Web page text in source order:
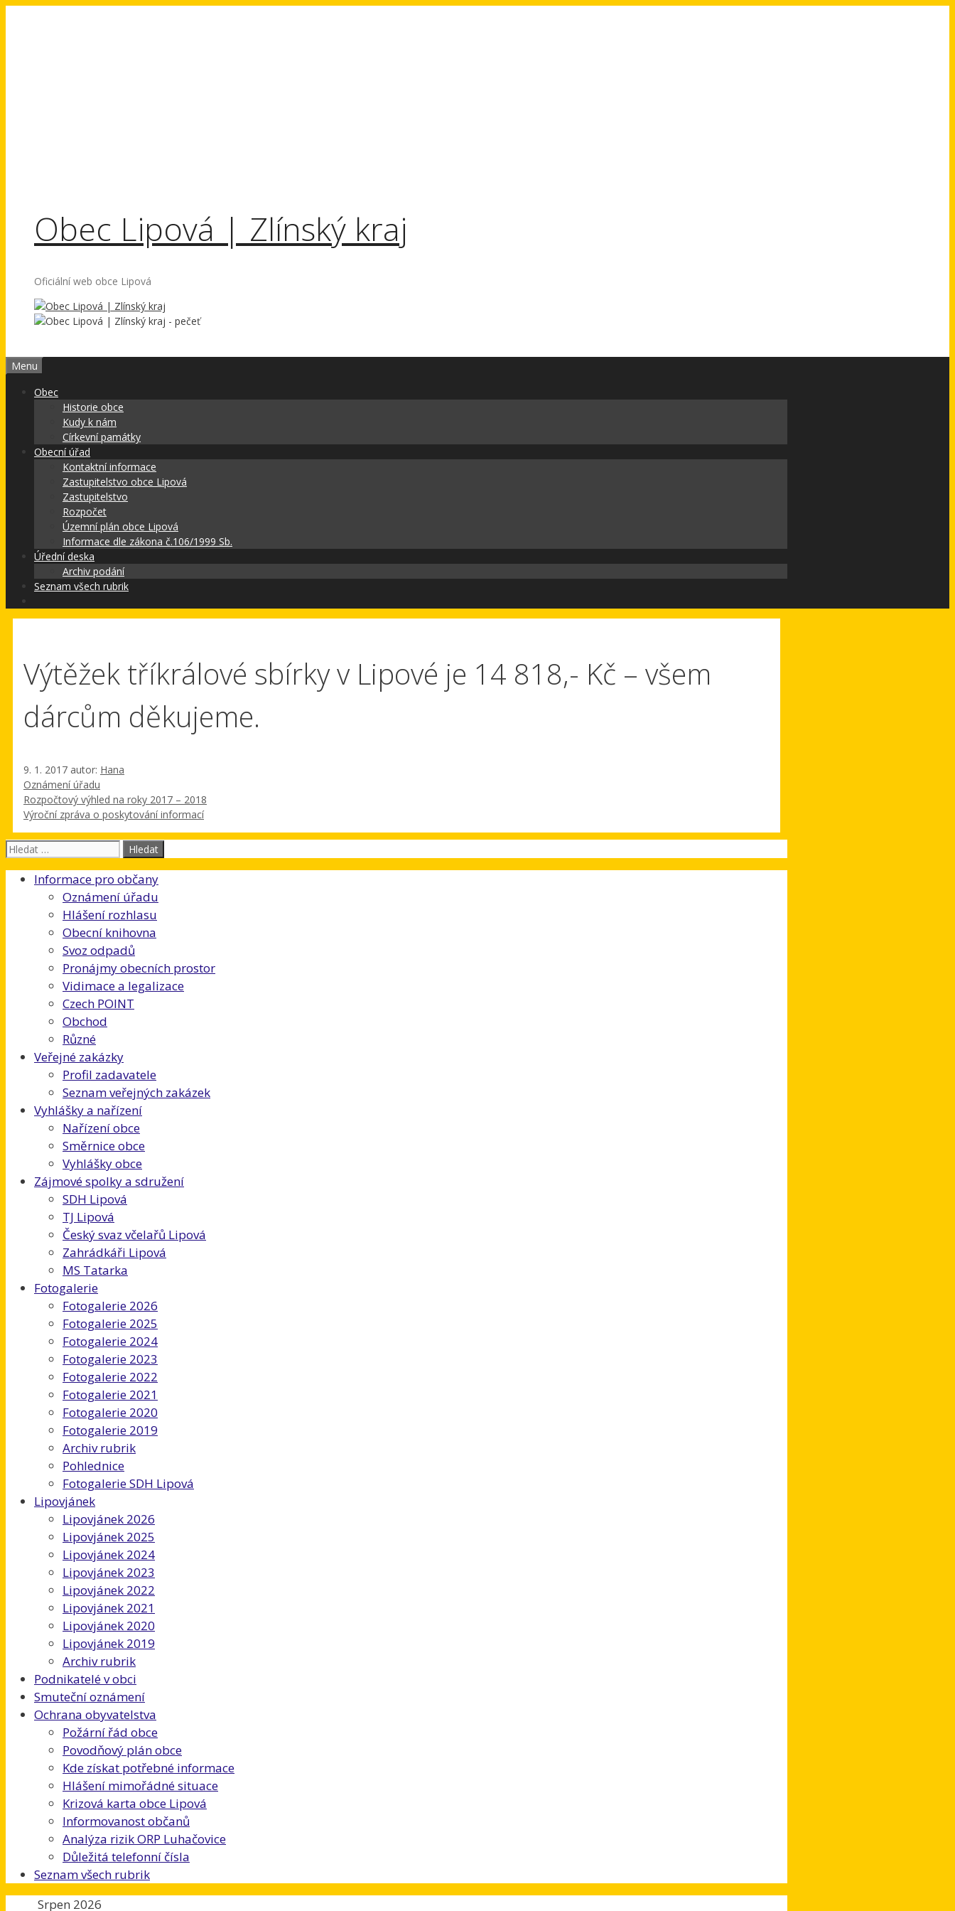
Obec Lipová | Zlínský kraj
Oficiální web obce Lipová
Menu
Obec
Historie obce
Kudy k nám
Církevní památky
Obecní úřad
Kontaktní informace
Zastupitelstvo obce Lipová
Zastupitelstvo
Rozpočet
Územní plán obce Lipová
Informace dle zákona č.106/1999 Sb.
Úřední deska
Archiv podání
Seznam všech rubrik
Výtěžek tříkrálové sbírky v Lipové je 14 818,- Kč – všem
dárcům děkujeme.
9. 1. 2017 autor: Hana
Rubriky
Oznámení úřadu
Rozpočtový výhled na roky 2017 – 2018
Výroční zpráva o poskytování informací
Hledat:
Informace pro občany
Oznámení úřadu
Hlášení rozhlasu
Obecní knihovna
Svoz odpadů
Pronájmy obecních prostor
Vidimace a legalizace
Czech POINT
Obchod
Různé
Veřejné zakázky
Profil zadavatele
Seznam veřejných zakázek
Vyhlášky a nařízení
Nařízení obce
Směrnice obce
Vyhlášky obce
Zájmové spolky a sdružení
SDH Lipová
TJ Lipová
Český svaz včelařů Lipová
Zahrádkáři Lipová
MS Tatarka
Fotogalerie
Fotogalerie 2026
Fotogalerie 2025
Fotogalerie 2024
Fotogalerie 2023
Fotogalerie 2022
Fotogalerie 2021
Fotogalerie 2020
Fotogalerie 2019
Archiv rubrik
Pohlednice
Fotogalerie SDH Lipová
Lipovjánek
Lipovjánek 2026
Lipovjánek 2025
Lipovjánek 2024
Lipovjánek 2023
Lipovjánek 2022
Lipovjánek 2021
Lipovjánek 2020
Lipovjánek 2019
Archiv rubrik
Podnikatelé v obci
Smuteční oznámení
Ochrana obyvatelstva
Požární řád obce
Povodňový plán obce
Kde získat potřebné informace
Hlášení mimořádné situace
Krizová karta obce Lipová
Informovanost občanů
Analýza rizik ORP Luhačovice
Důležitá telefonní čísla
Seznam všech rubrik
Srpen 2026